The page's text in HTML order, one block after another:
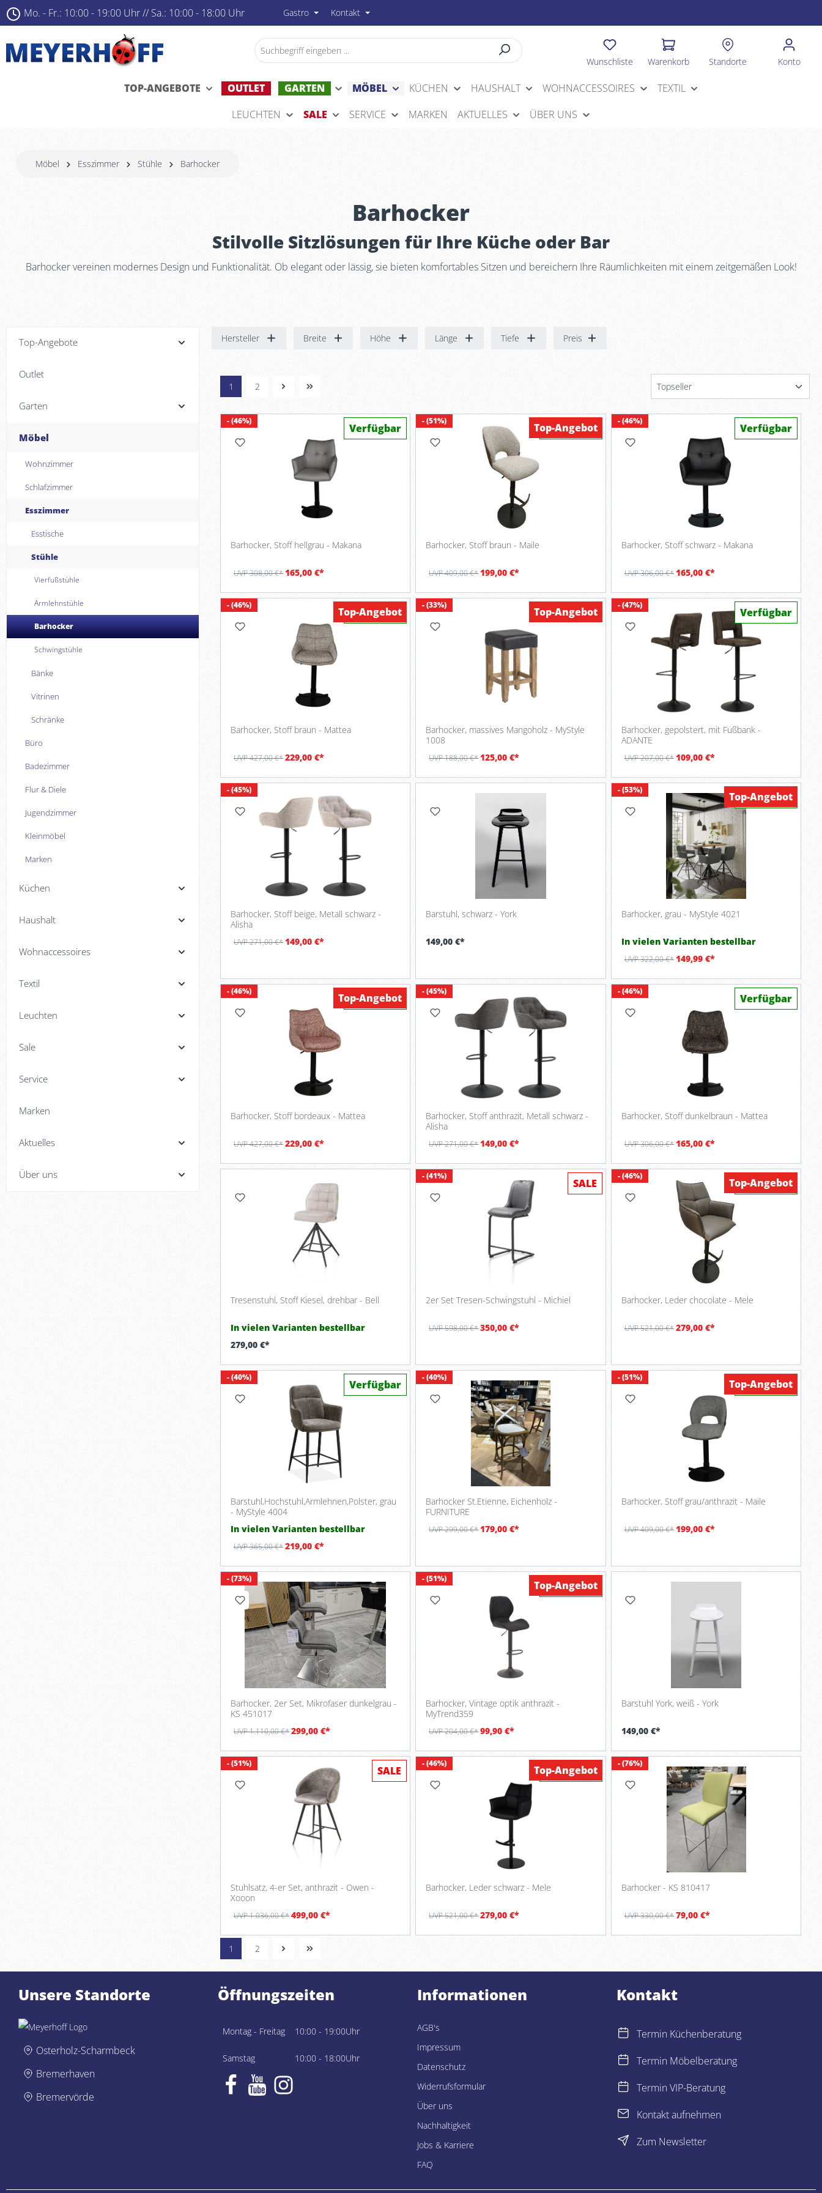
Mo. - Fr.: 10:00 - 19:00 Uhr ­// Sa.: 10:00 - 18:00 Uhr Gastro Kontakt
Wunschliste Warenkorb Standorte Konto
TOP-ANGEBOTE OUTLET GARTEN MÖBEL KÜCHEN HAUSHALT WOHNACCESSOIRES
TEXTIL
LEUCHTEN
SALE SERVICE MARKEN AKTUELLES ÜBER UNS
Möbel Esszimmer Stühle Barhocker
Barhocker
Stilvolle Sitzlösungen für Ihre Küche oder Bar
Barhocker vereinen modernes Design und Funktionalität. Ob elegant oder lässig, sie bieten komfortables Sitzen und bereichern Ihre Räumlichkeiten mit einem zeitgemäßen Look!
Top-Angebote
Outlet
Garten
Möbel
Wohnzimmer
Schlafzimmer
Esszimmer
Esstische
Stühle
Vierfußstühle
Armlehnstühle
Barhocker
Schwingstühle
Bänke
Vitrinen
Schränke
Büro
Badezimmer
Flur & Diele
Jugendzimmer
Kleinmöbel
Marken
Küchen
Haushalt
Wohnaccessoires
Textil
Leuchten
Sale
Service
Marken
Aktuelles
Über uns
Hersteller Breite Höhe Länge Tiefe Preis
1 2
- (46%)
Barhocker, Stoff hellgrau - Makana
UVP 308,00 €*165,00 €*
Verfügbar
- (51%)
Barhocker, Stoff braun - Maile
UVP 409,00 €*199,00 €*
Verfügbar
Top-Angebot
- (46%)
Barhocker, Stoff schwarz - Makana
UVP 306,00 €*165,00 €*
Verfügbar
- (46%)
Barhocker, Stoff braun - Mattea
UVP 427,00 €*229,00 €*
Verfügbar
Top-Angebot
- (33%)
Barhocker, massives Mangoholz - MyStyle
1008
UVP 188,00 €*125,00 €*
Top-Angebot
- (47%)
Barhocker, gepolstert, mit Fußbank -
ADANTE
UVP 207,00 €*109,00 €*
Verfügbar
- (45%)
Barhocker, Stoff beige, Metall schwarz -
Alisha
UVP 271,00 €*149,00 €*
Barstuhl, schwarz - York
149,00 €*
- (53%)
Barhocker, grau - MyStyle 4021
In vielen Varianten bestellbar
UVP 322,00 €*149,99 €*
Verfügbar
Top-Angebot
- (46%)
Barhocker, Stoff bordeaux - Mattea
UVP 427,00 €*229,00 €*
Verfügbar
Top-Angebot
- (45%)
Barhocker, Stoff anthrazit, Metall schwarz -
Alisha
UVP 271,00 €*149,00 €*
- (46%)
Barhocker, Stoff dunkelbraun - Mattea
UVP 306,00 €*165,00 €*
Verfügbar
Tresenstuhl, Stoff Kiesel, drehbar - Bell
In vielen Varianten bestellbar
279,00 €*
- (41%)
2er Set Tresen-Schwingstuhl - Michiel
UVP 598,00 €*350,00 €*
SALE
- (46%)
Barhocker, Leder chocolate - Mele
UVP 521,00 €*279,00 €*
Verfügbar
Top-Angebot
- (40%)
Barstuhl,Hochstuhl,Armlehnen,Polster, grau
- MyStyle 4004
In vielen Varianten bestellbar
UVP 365,00 €*219,00 €*
Verfügbar
- (40%)
Barhocker St.Etienne, Eichenholz -
FURNITURE
UVP 299,00 €*179,00 €*
- (51%)
Barhocker, Stoff grau/anthrazit - Maile
UVP 409,00 €*199,00 €*
Verfügbar
Top-Angebot
- (73%)
Barhocker, 2er Set, Mikrofaser dunkelgrau -
KS 451017
UVP 1.110,00 €*299,00 €*
- (51%)
Barhocker, Vintage optik anthrazit -
MyTrend359
UVP 204,00 €*99,90 €*
Verfügbar
Top-Angebot
Barstuhl York, weiß - York
149,00 €*
- (51%)
Stuhlsatz, 4-er Set, anthrazit - Owen -
Xooon
UVP 1.036,00 €*499,00 €*
SALE
- (46%)
Barhocker, Leder schwarz - Mele
UVP 521,00 €*279,00 €*
Verfügbar
Top-Angebot
- (76%)
Barhocker - KS 810417
UVP 330,00 €*79,00 €*
1 2
Unsere Standorte
Osterholz-Scharmbeck
Bremerhaven
Bremervörde
Öffnungszeiten
Montag - Freitag 10:00 - 19:00Uhr
Samstag 10:00 - 18:00Uhr
Kontakt
Termin Küchenberatung
Termin Möbelberatung
Termin VIP-Beratung
Kontakt aufnehmen
Zum Newsletter
Informationen
AGB's
Impressum
Datenschutz
Widerrufsformular
Über uns
Nachhaltigkeit
Jobs & Karriere
FAQ